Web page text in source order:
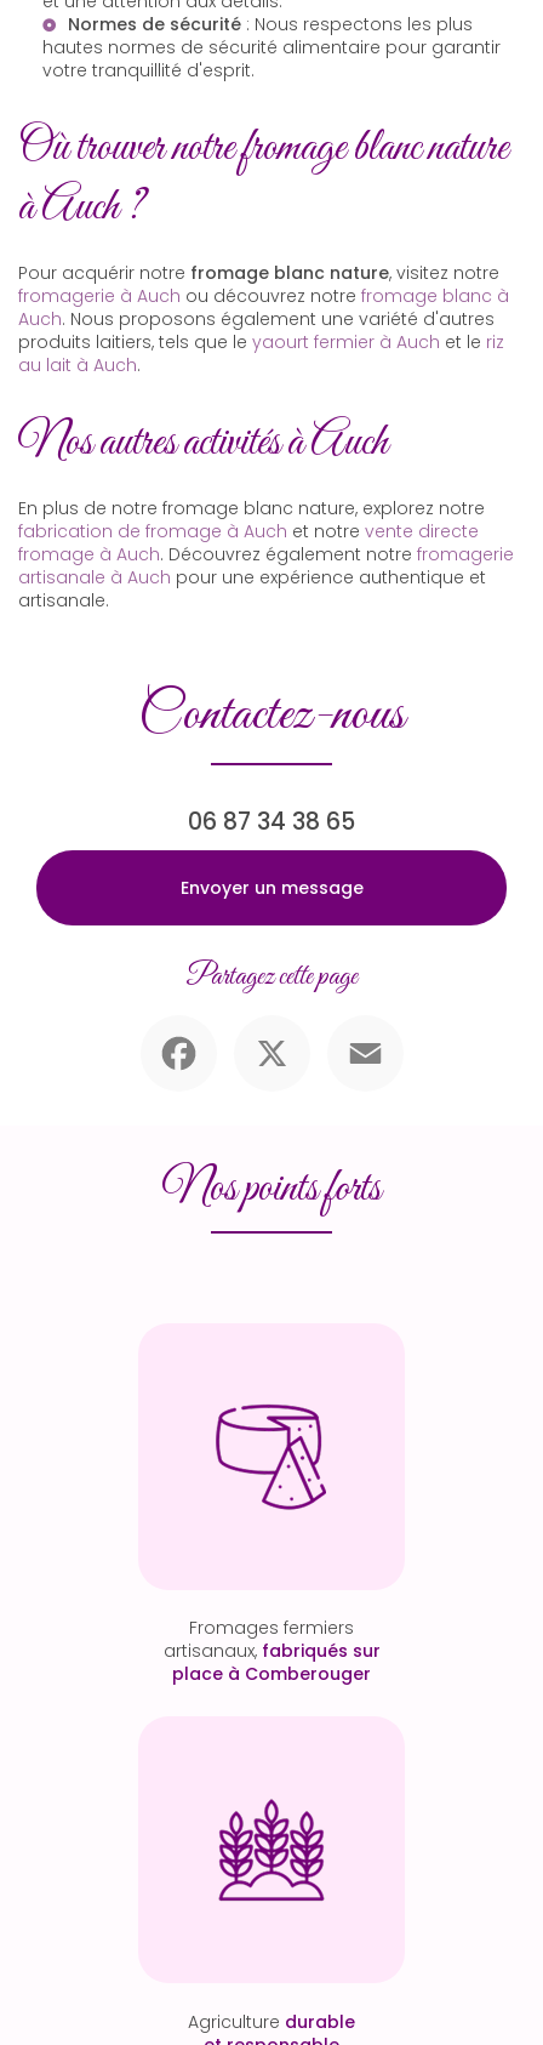
Normes de sécurité : Nous respectons les plus
hautes normes de sécurité alimentaire pour garantir
votre tranquillité d'esprit.
Où trouver notre fromage blanc nature
à Auch ?
Pour acquérir notre fromage blanc nature, visitez notre
fromagerie à Auch ou découvrez notre fromage blanc à
Auch. Nous proposons également une variété d'autres
produits laitiers, tels que le yaourt fermier à Auch et le riz
au lait à Auch.
Nos autres activités à Auch
En plus de notre fromage blanc nature, explorez notre
fabrication de fromage à Auch et notre vente directe
fromage à Auch. Découvrez également notre fromagerie
artisanale à Auch pour une expérience authentique et
artisanale.
Contactez-nous
06 87 34 38 65
Envoyer un message
Partagez cette page
Nos points forts
Fromages fermiers
artisanaux, fabriqués sur
place à Comberouger
Agriculture durable